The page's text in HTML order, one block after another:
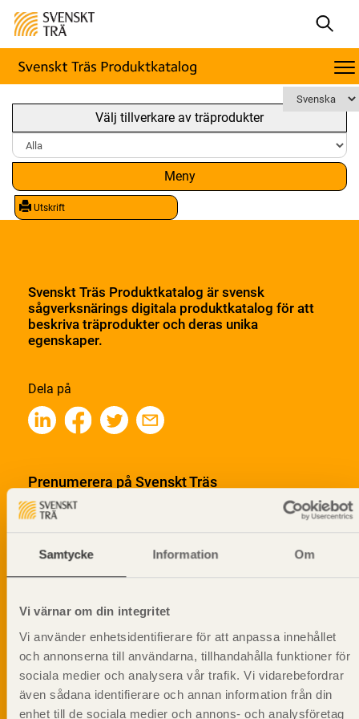
Samtycke Information Om
Vi värnar om din integritet
Vi använder enhetsidentifierare för att anpassa innehållet
och annonserna till användarna, tillhandahålla funktioner för
sociala medier och analysera vår trafik. Vi vidarebefordrar
även sådana identifierare och annan information från din
enhet till de sociala medier och annons- och analysföretag
Välj tillverkare av träprodukter
Meny
Utskrift
Svenskt Träs Produktkatalog är svensk
sågverksnärings digitala produktkatalog för att
beskriva träprodukter och deras unika
egenskaper.
Dela på
Prenumerera på Svenskt Träs
informationsutskick!